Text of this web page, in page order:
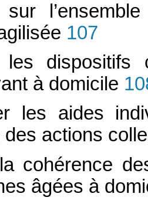
107
les
à domicile
les aides
des actions
cohérence
âgées à